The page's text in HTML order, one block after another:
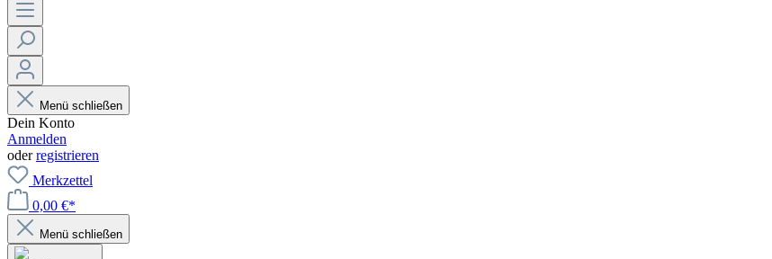
Menü schließen
Dein Konto
Anmelden
oderregistrieren
Merkzettel
0,00 €*
Menü schließen